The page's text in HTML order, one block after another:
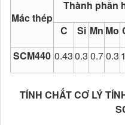
Mác thép
Thành phần
C
Si Mn Mo
SCM440 0.430.3 0.70.3
TÍNH CHẤT CƠ LÝ